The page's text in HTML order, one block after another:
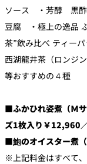
ソース ・芳醇 黒
豆腐 ・極上の逸品
茶”飲み比べ ティーパ
西湖龍井茶（ロンジ
等おすすめの４種
■ふかひれ姿煮（Ｍ
ズ1枚入り￥12,960
■鮑のオイスター
※上記料金はすべて、